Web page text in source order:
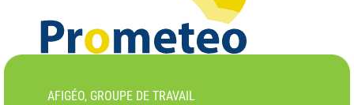
AFIGÉO, GROUPE DE TRAVAIL